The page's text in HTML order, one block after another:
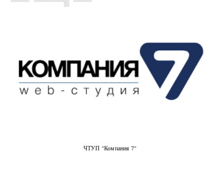
ЧТУП "Компания 7"